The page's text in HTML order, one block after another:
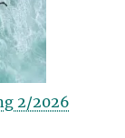
2/2026